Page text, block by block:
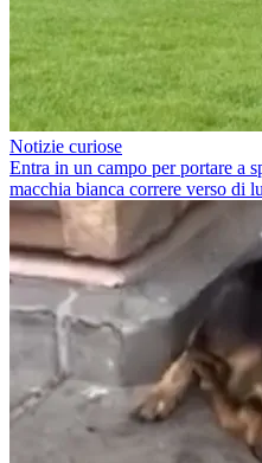
Notizie curiose
Entra in un campo per portare a
macchia bianca correre verso di